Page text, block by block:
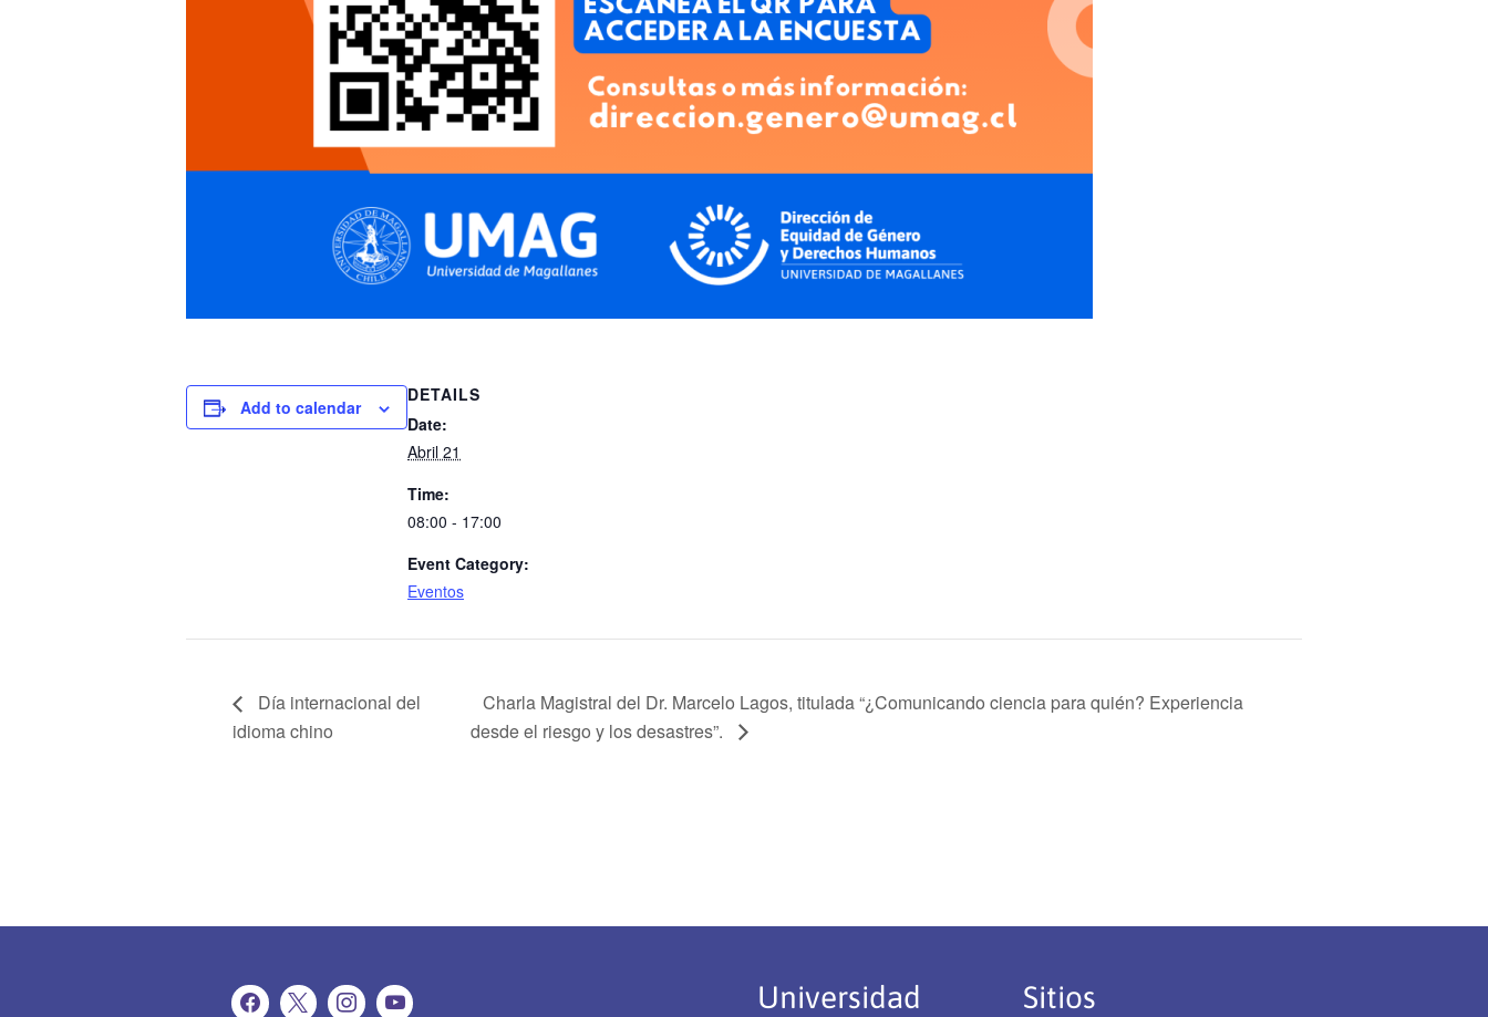
Add to calendar
DETAILS
Date:
Abril 21
Time:
08:00 - 17:00
Event Category:
Eventos
Día internacional del
idioma chino
Charla Magistral del Dr. Marcelo Lagos, titulada “¿Comunicando ciencia para quién? Experiencia
desde el riesgo y los desastres”.
Universidad Sitios